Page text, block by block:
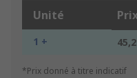
Unité
1 +
*Prix donné à titre indicatif